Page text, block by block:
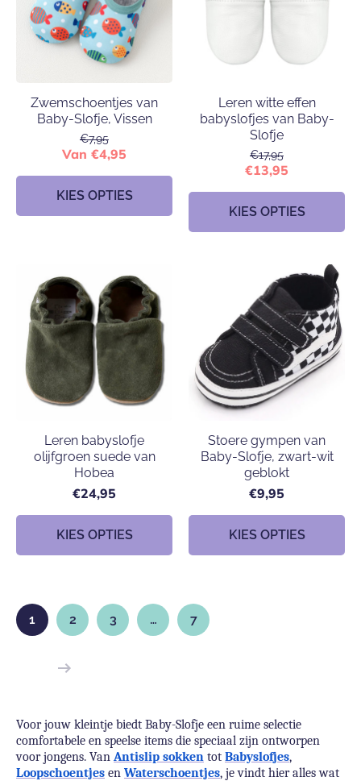
Zwemschoentjes van
Baby-Slofje, Vissen
€7,95
Van €4,95
KIES OPTIES
Leren witte effen
babyslofjes van Baby-
Slofje
€17,95
€13,95
KIES OPTIES
Leren babyslofje
olijfgroen suede van
Hobea
€24,95
KIES OPTIES
Stoere gympen van
Baby-Slofje, zwart-wit
geblokt
€9,95
KIES OPTIES
1 2 3 … 7
Voor jouw kleintje biedt Baby-Slofje een ruime selectie
comfortabele en speelse items die speciaal zijn ontworpen
voor jongens. Van Antislip sokken tot Babyslofjes,
Loopschoentjes en Waterschoentjes, je vindt hier alles wat